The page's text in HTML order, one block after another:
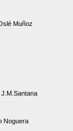
Muñoz
J.M.Santana
Noguera